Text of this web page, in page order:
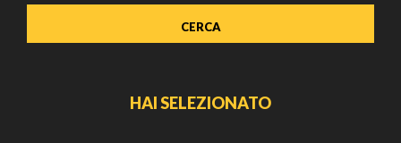
HAI SELEZIONATO